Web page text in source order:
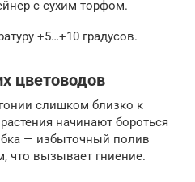
с сухим торфом.
+5…+10 градусов.
цветоводов
слишком близко к
начинают бороться
— избыточный полив
что вызывает гниение.